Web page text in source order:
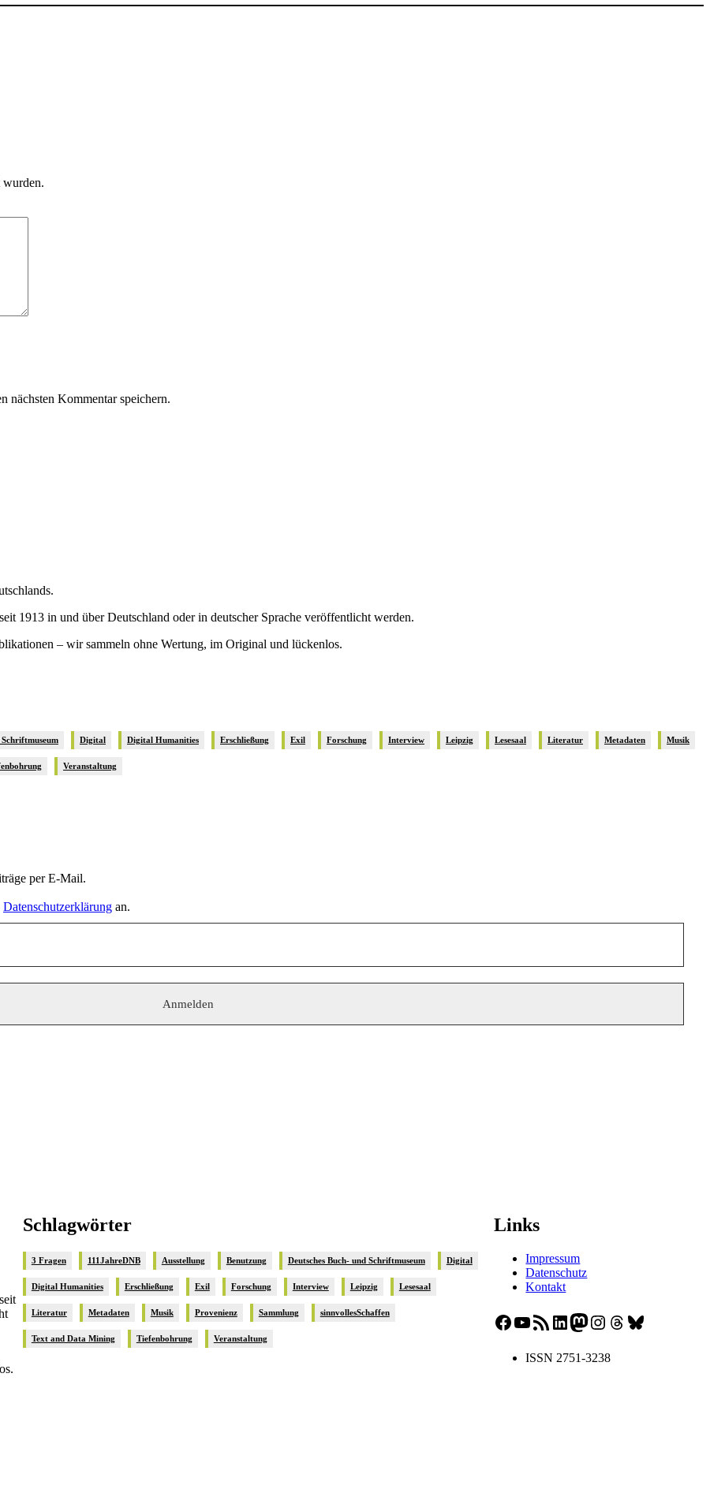
wurden.
nächsten Kommentar speichern.
1913 in und über Deutschland oder in deutscher Sprache veröffentlicht werden.
– wir sammeln ohne Wertung, im Original und lückenlos.
Schriftmuseum Digital Digital Humanities Erschließung Exil Forschung Interview Leipzig Lesesaal Literatur Metadaten Musik
Veranstaltung
per E-Mail.
Datenschutzerklärung an.
Schlagwörter
3 Fragen 111JahreDNB Ausstellung Benutzung Deutsches Buch- und Schriftmuseum Digital
Digital Humanities Erschließung Exil Forschung Interview Leipzig Lesesaal
Literatur Metadaten Musik Provenienz Sammlung sinnvollesSchaffen
Text and Data Mining Tiefenbohrung Veranstaltung
Links
Impressum
Datenschutz
Kontakt
Facebook YouTube RSS-Feed LinkedIn Mastodon Instagram Threads Bluesky
ISSN 2751-3238